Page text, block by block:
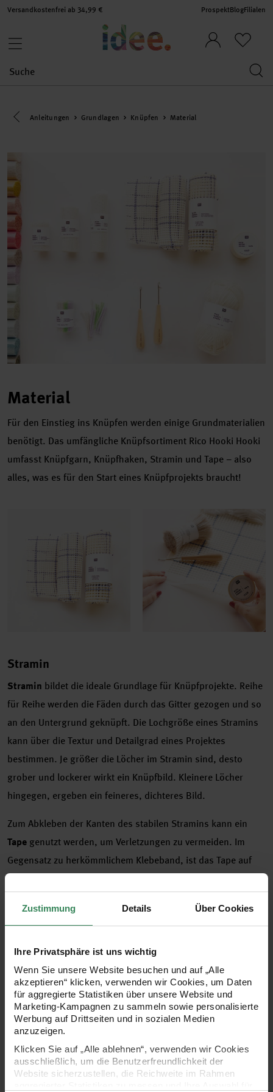
Zustimmung Details Über Cookies
Ihre Privatsphäre ist uns wichtig
Wenn Sie unsere Website besuchen und auf „Alle
akzeptieren“ klicken, verwenden wir Cookies, um Daten
für aggregierte Statistiken über unsere Website und
Marketing-Kampagnen zu sammeln sowie personalisierte
Werbung auf Drittseiten und in sozialen Medien
anzuzeigen.
Klicken Sie auf „Alle ablehnen“, verwenden wir Cookies
ausschließlich, um die Benutzerfreundlichkeit der
Website sicherzustellen, die Reichweite im Rahmen
Versandkostenfrei ab 34,99 € ProspektBlogFilialen
Eine Kategorie zurück navigieren
Anleitungen Grundlagen Knüpfen Material
Material
Für den Einstieg ins Knüpfen werden einige Grundmaterialien
benötigt. Das umfängliche Knüpfsortiment Rico Hooki Hooki
umfasst Knüpfgarn, Knüpfhaken, Stramin und Tape – also
alles, was es für den Start eines Knüpfprojekts braucht!
Stramin
Stramin bildet die ideale Grundlage für Knüpfprojekte. Reihe
für Reihe werden die Fäden durch das Gitter gezogen und so
an den Untergrund geknüpft. Die Lochgröße eines Stramins
kann über die Textur und Detailgrad eines Projektes
bestimmen. Je größer die Löcher im Stramin sind, desto
grober und lockerer wirkt ein Knüpfbild. Kleinere Löcher
hingegen, ergeben ein feineres, dichteres Bild.
Zum Abkleben der Kanten des stabilen Stramins kann ein
Tape genutzt werden, um Verletzungen zu vermeiden. Im
Gegensatz zu herkömmlichem Klebeband, ist das Tape auf
das Material ausgelegt und haftet optimal.
Knüpfhaken und Knüpfwolle